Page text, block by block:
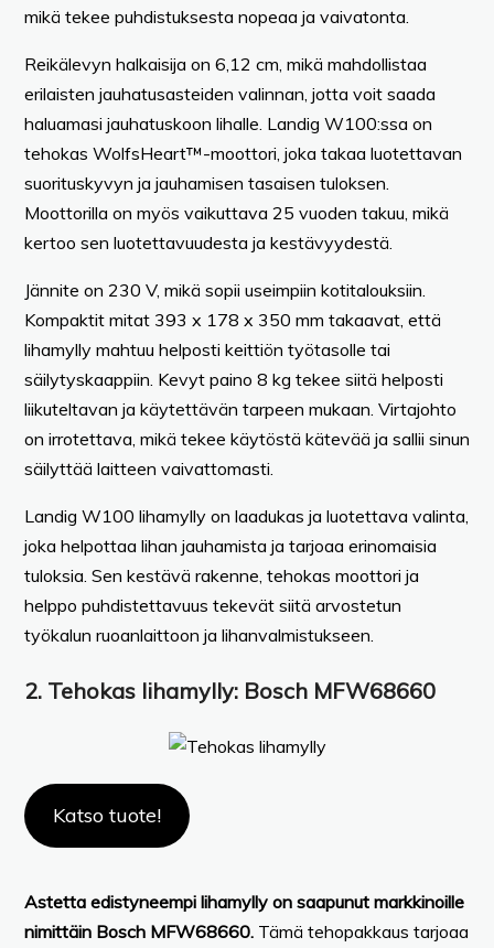
mikä tekee puhdistuksesta nopeaa ja vaivatonta.
Reikälevyn halkaisija on 6,12 cm, mikä mahdollistaa
erilaisten jauhatusasteiden valinnan, jotta voit saada
haluamasi jauhatuskoon lihalle. Landig W100:ssa on
tehokas WolfsHeart™-moottori, joka takaa luotettavan
suorituskyvyn ja jauhamisen tasaisen tuloksen.
Moottorilla on myös vaikuttava 25 vuoden takuu, mikä
kertoo sen luotettavuudesta ja kestävyydestä.
Jännite on 230 V, mikä sopii useimpiin kotitalouksiin.
Kompaktit mitat 393 x 178 x 350 mm takaavat, että
lihamylly mahtuu helposti keittiön työtasolle tai
säilytyskaappiin. Kevyt paino 8 kg tekee siitä helposti
liikuteltavan ja käytettävän tarpeen mukaan. Virtajohto
on irrotettava, mikä tekee käytöstä kätevää ja sallii sinun
säilyttää laitteen vaivattomasti.
Landig W100 lihamylly on laadukas ja luotettava valinta,
joka helpottaa lihan jauhamista ja tarjoaa erinomaisia
tuloksia. Sen kestävä rakenne, tehokas moottori ja
helppo puhdistettavuus tekevät siitä arvostetun
työkalun ruoanlaittoon ja lihanvalmistukseen.
2. Tehokas lihamylly: Bosch MFW68660
Katso tuote!
Astetta edistyneempi lihamylly on saapunut markkinoille
nimittäin Bosch MFW68660. Tämä tehopakkaus tarjoaa